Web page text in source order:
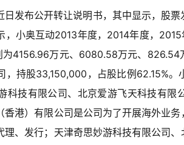
发布公开转让说明书，其中显示，股
小奥互动2013年度，2014年度，2015
4156.96万元、6080.58万元、826.54
，持股33,150,000，占股比例62.15%
科技有限公司、北京爱游飞天科技有限
香港）有限公司是公司为了开展海外业
、发行；天津奇思妙游科技有限公司